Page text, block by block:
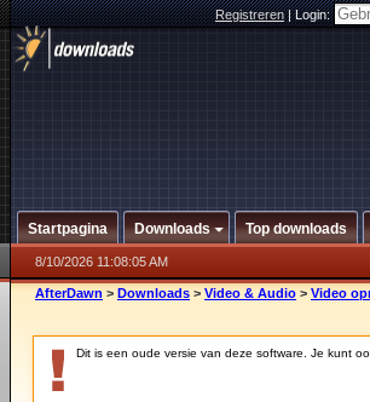
Registreren|Login:
Startpagina Downloads Top downloads
8/10/2026 11:08:05 AM
AfterDawn > Downloads > Video & Audio > Video
Dit is een oude versie van deze software. Je kunt